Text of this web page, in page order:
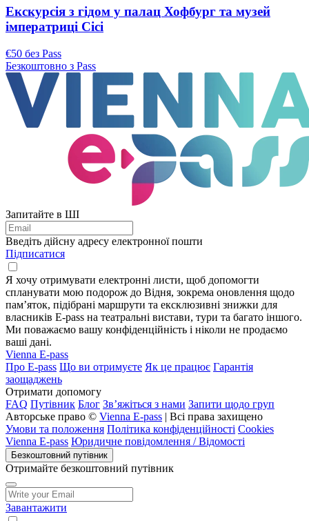
Екскурсія з гідом у палац Хофбург та музей
імператриці Сісі
€50 без Pass
Безкоштовно з Pass
Запитайте в ШІ
Введіть дійсну адресу електронної пошти
Підписатися
Я хочу отримувати електронні листи, щоб допомогти
спланувати мою подорож до Відня, зокрема оновлення щодо
пам’яток, підібрані маршрути та ексклюзивні знижки для
власників E-pass на театральні вистави, тури та багато іншого.
Ми поважаємо вашу конфіденційність і ніколи не продаємо
ваші дані.
Vienna E-pass
Про E-pass Що ви отримуєте Як це працює Гарантія
заощаджень
Отримати допомогу
FAQ Путівник Блог Зв’яжіться з нами Запити щодо груп
Авторське право © Vienna E-pass | Всі права захищено
Умови та положення Політика конфіденційності Cookies
Vienna E-pass Юридичне повідомлення / Відомості
Безкоштовний путівник
Отримайте безкоштовний путівник
Завантажити